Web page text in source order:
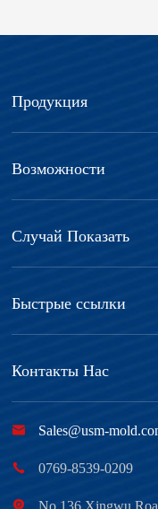
Продукция
Возможности
Случай Показать
Быстрые ссылки
Контакты Нас
 Sales@usm-
 0769-8539-0209
 No.136 Xingwu